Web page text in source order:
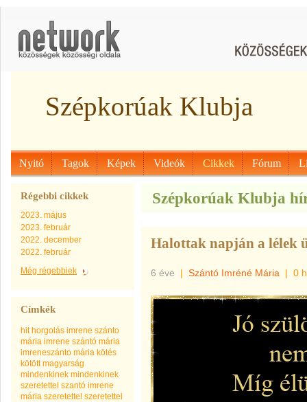
Szépkorúak Klubja
Nyitó Tagok Képek Videók Cikkek Fórum
Régebbi cikkek
2023. május
2023. február
2022. december
2022. február
Még régebbiek
Címkék
hit horgolás imrene szánto
mária imrene szántó mária
imreneszánto mária kötés
kötött magyarság
mindenkinek mindenkinek
szeretettel szantó imrene
mária szeretettel szeretettel
Szépkorúak Klubja
Halottak napján a lélek
6 éve | Szántó Imréné Mária | 0